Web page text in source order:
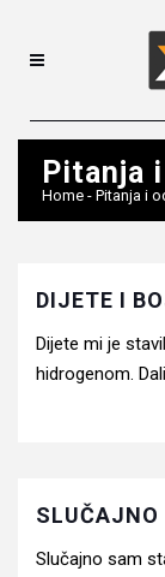
Pitanja
Home - Pitanja i
DIJETE I
Dijete mi je
hidrogenom.
SLUČAJNO
Slučajno sam